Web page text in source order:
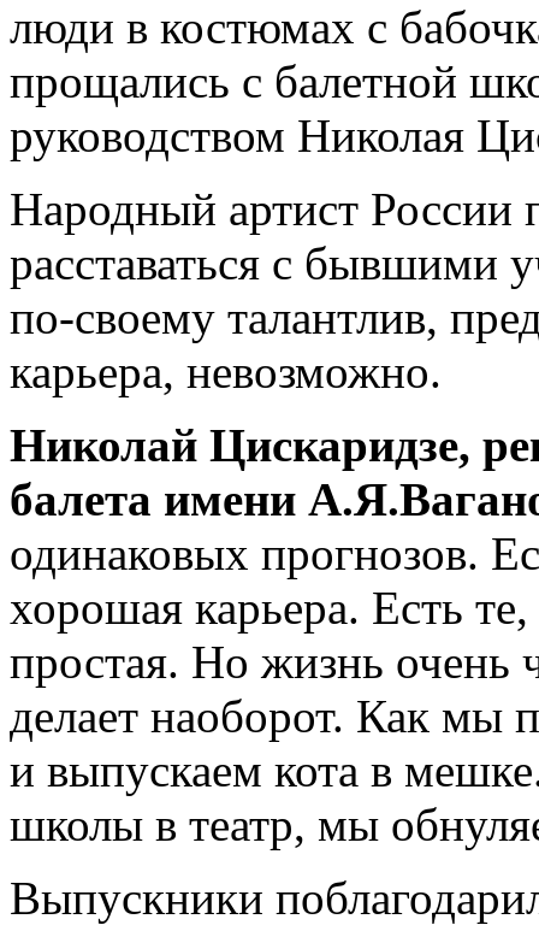
люди в костюмах с
прощались с балетной
руководством Николая
Народный артист России
расставаться с бывшими
по-своему талантлив,
карьера, невозможно.
Николай Цискаридзе,
балета имени
одинаковых прогнозов.
хорошая карьера. Есть
простая. Но жизнь очень
делает наоборот. Как мы
и выпускаем кота в
школы в театр, мы
Выпускники